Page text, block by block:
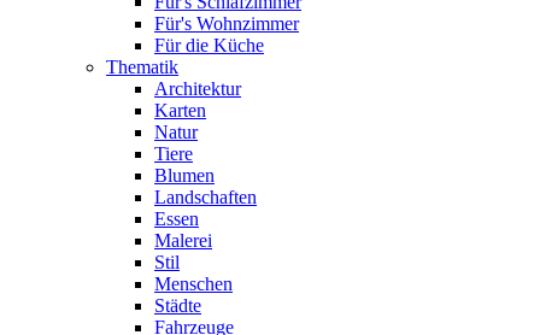
Für's Wohnzimmer
Für die Küche
Thematik
Architektur
Karten
Natur
Tiere
Blumen
Landschaften
Essen
Malerei
Stil
Menschen
Städte
Fahrzeuge